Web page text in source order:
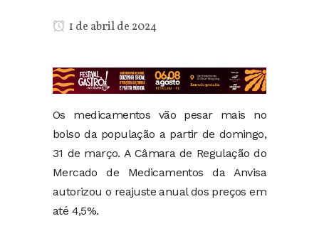
1 de abril de 2024
Os medicamentos vão pesar mais no
bolso da população a partir de domingo,
31 de março. A Câmara de Regulação do
Mercado de Medicamentos da Anvisa
autorizou o reajuste anual dos preços em
até 4,5%.